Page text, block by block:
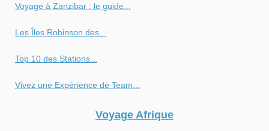
Voyage à Zanzibar : le guide...
Les Îles Robinson des...
Top 10 des Stations...
Vivez une Expérience de Team...
Voyage Afrique